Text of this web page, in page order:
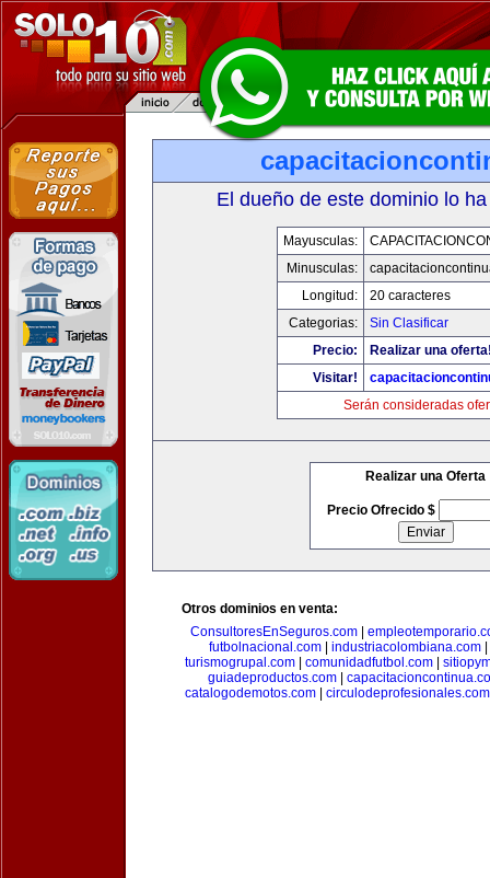
El dueño de este dominio lo
Mayusculas:
Minusculas:
Longitud:
20 caracteres
Categorias:
Sin Clasificar
Precio:
Realizar una
Visitar!
Serán consideradas
Realizar una Oferta
Precio Ofrecido $
Otros dominios en venta:
ConsultoresEnSeguros.com|
futbolnacional.com| industriacolombiana.com|
turismogrupal.com| comunidadfutbol.com|
guiadeproductos.com|
catalogodemotos.com
circulodeprofesionales.com